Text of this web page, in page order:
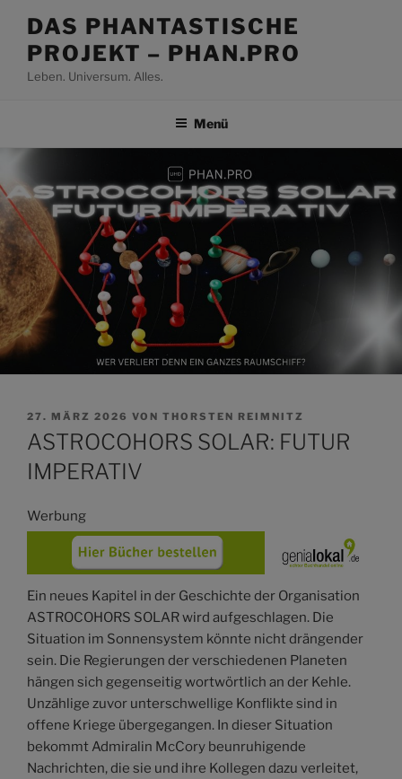
Inhalt
springen
DAS PHANTASTISCHE
PROJEKT – PHAN.PRO
Leben. Universum. Alles.
Menü
VERÖFFENTLICHT
AM
27. MÄRZ 2026 VON THORSTEN REIMNITZ
ASTROCOHORS SOLAR: FUTUR
IMPERATIV
Werbung
Ein neues Kapitel in der Geschichte der Organisation
ASTROCOHORS SOLAR wird aufgeschlagen. Die
Situation im Sonnensystem könnte nicht drängender
sein. Die Regierungen der verschiedenen Planeten
hängen sich gegenseitig wortwörtlich an der Kehle.
Unzählige zuvor unterschwellige Konflikte sind in
offene Kriege übergegangen. In dieser Situation
bekommt Admiralin McCory beunruhigende
Nachrichten, die sie und ihre Kollegen dazu verleitet,